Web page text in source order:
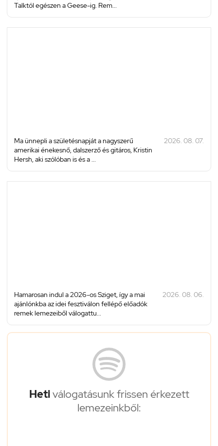
Talktól egészen a Geese-ig. Rem...
Ma ünnepli a születésnapját a nagyszerű
amerikai énekesnő, dalszerző és gitáros, Kristin
Hersh, aki szólóban is és a ...
2026. 08. 07.
Hamarosan indul a 2026-os Sziget, így a mai
ajánlónkba az idei fesztiválon fellépő előadók
remek lemezeiből válogattu...
2026. 08. 06.
Hetiválogatásunk frissen érkezett
lemezeinkből: